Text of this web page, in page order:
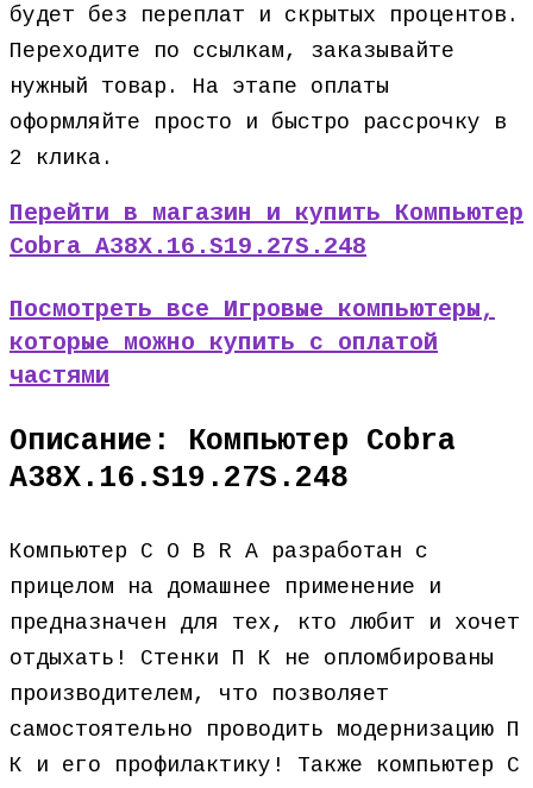
будет без переплат и скрытых процентов.
Переходите по ссылкам, заказывайте
нужный товар. На этапе оплаты
оформляйте просто и быстро рассрочку в
2 клика.
Перейти в магазин и купить Компьютер
Cobra A38X.16.S19.27S.248
Посмотреть все Игровые компьютеры,
которые можно купить с оплатой
частями
Описание: Компьютер Cobra
A38X.16.S19.27S.248
Компьютер C O B R A разработан с
прицелом на домашнее применение и
предназначен для тех, кто любит и хочет
отдыхать! Стенки П К не опломбированы
производителем, что позволяет
самостоятельно проводить модернизацию П
К и его профилактику! Также компьютер C